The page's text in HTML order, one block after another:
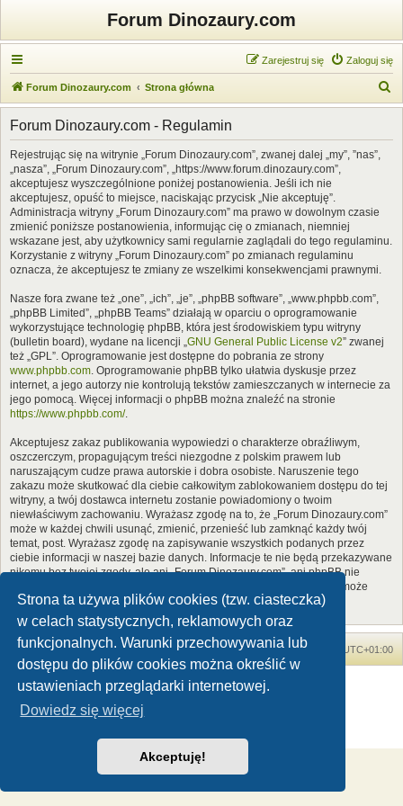
Strona ta używa plików cookies (tzw. ciasteczka)
w celach statystycznych, reklamowych oraz
funkcjonalnych. Warunki przechowywania lub
dostępu do plików cookies można określić w
ustawieniach przeglądarki internetowej.
Dowiedz się więcej
Akceptuję!
Forum Dinozaury.com
Zaloguj się
Zarejestruj się
Forum Dinozaury.com Strona główna
z
Forum Dinozaury.com - Regulamin
Rejestrując się na witrynie „Forum Dinozaury.com”, zwanej dalej „my”, ”nas”,
„nasza”, „Forum Dinozaury.com”, „https://www.forum.dinozaury.com”,
akceptujesz wyszczególnione poniżej postanowienia. Jeśli ich nie
akceptujesz, opuść to miejsce, naciskając przycisk „Nie akceptuję”.
Administracja witryny „Forum Dinozaury.com” ma prawo w dowolnym czasie
zmienić poniższe postanowienia, informując cię o zmianach, niemniej
wskazane jest, aby użytkownicy sami regularnie zaglądali do tego regulaminu.
Korzystanie z witryny „Forum Dinozaury.com” po zmianach regulaminu
oznacza, że akceptujesz te zmiany ze wszelkimi konsekwencjami prawnymi.
Nasze fora zwane też „one”, „ich”, „je”, „phpBB software”, „www.phpbb.com”,
„phpBB Limited”, „phpBB Teams” działają w oparciu o oprogramowanie
wykorzystujące technologię phpBB, która jest środowiskiem typu witryny
(bulletin board), wydane na licencji „GNU General Public License v2” zwanej
też „GPL”. Oprogramowanie jest dostępne do pobrania ze strony
www.phpbb.com. Oprogramowanie phpBB tylko ułatwia dyskusje przez
internet, a jego autorzy nie kontrolują tekstów zamieszczanych w internecie za
jego pomocą. Więcej informacji o phpBB można znaleźć na stronie
https://www.phpbb.com/.
Akceptujesz zakaz publikowania wypowiedzi o charakterze obraźliwym,
oszczerczym, propagującym treści niezgodne z polskim prawem lub
naruszającym cudze prawa autorskie i dobra osobiste. Naruszenie tego
zakazu może skutkować dla ciebie całkowitym zablokowaniem dostępu do tej
witryny, a twój dostawca internetu zostanie powiadomiony o twoim
niewłaściwym zachowaniu. Wyrażasz zgodę na to, że „Forum Dinozaury.com”
może w każdej chwili usunąć, zmienić, przenieść lub zamknąć każdy twój
temat, post. Wyrażasz zgodę na zapisywanie wszystkich podanych przez
ciebie informacji w naszej bazie danych. Informacje te nie będą przekazywane
nikomu bez twojej zgody, ale ani „Forum Dinozaury.com”, ani phpBB nie
ponosi odpowiedzialności za włamania do witryny, podczas których może
dojść do kradzieży danych.
Forum Dinozaury.com Strona główna Strefa czasowa UTC+01:00
Dinozaury.com© 2006-2020
Polski pakiet językowy dostarcza